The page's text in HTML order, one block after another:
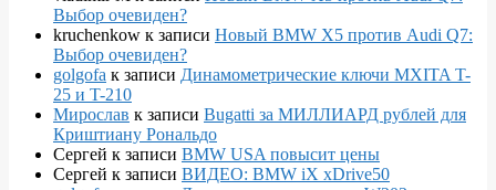
Выбор очевиден?
kruchenkow к записи Новый BMW X5 против Audi Q7:
Выбор очевиден?
golgofa к записи Динамометрические ключи MXITA T-
25 и T-210
Мирослав к записи Bugatti за МИЛЛИАРД рублей для
Криштиану Рональдо
Сергей к записи BMW USA повысит цены
Сергей к записи ВИДЕО: BMW iX xDrive50